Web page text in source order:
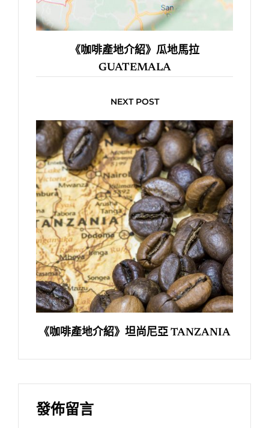
《咖啡產地介紹》瓜地馬拉
GUATEMALA
NEXT POST
《咖啡產地介紹》坦尚尼亞 TANZANIA
發佈留言